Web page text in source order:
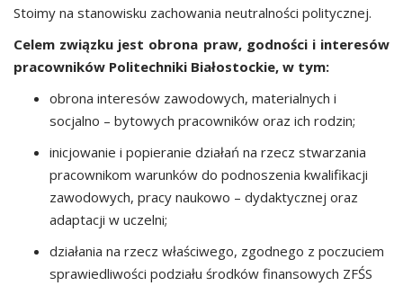
Stoimy na stanowisku zachowania neutralności politycznej.
Celem związku jest obrona praw, godności i interesów
pracowników Politechniki Białostockie, w tym:
obrona interesów zawodowych, materialnych i
socjalno – bytowych pracowników oraz ich rodzin;
inicjowanie i popieranie działań na rzecz stwarzania
pracownikom warunków do podnoszenia kwalifikacji
zawodowych, pracy naukowo – dydaktycznej oraz
adaptacji w uczelni;
działania na rzecz właściwego, zgodnego z poczuciem
sprawiedliwości podziału środków finansowych ZFŚS